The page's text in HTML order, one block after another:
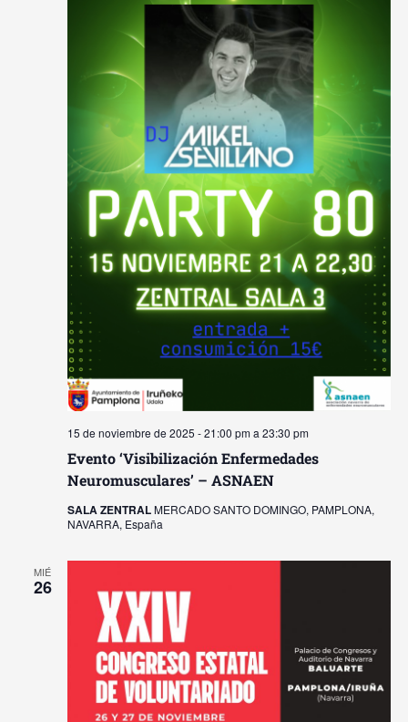
Evento ‘Visibilización Enfermedades
Neuromusculares’ – ASNAEN
15 de noviembre de 2025 - 21:00 pma 23:30 pm
SALA ZENTRALMERCADO SANTO DOMINGO, PAMPLONA,
NAVARRA, España
MIÉ
26